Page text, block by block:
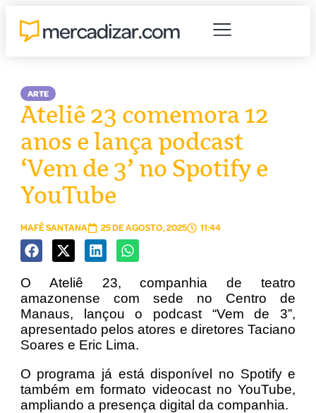
ARTE
Ateliê 23 comemora 12
anos e lança podcast
‘Vem de 3’ no Spotify e
YouTube
MAFÊ SANTANA 25 DE AGOSTO, 2025 11:44
O Ateliê 23, companhia de teatro
amazonense com sede no Centro de
Manaus, lançou o podcast “Vem de 3”,
apresentado pelos atores e diretores Taciano
Soares e Eric Lima.
O programa já está disponível no Spotify e
também em formato videocast no YouTube,
ampliando a presença digital da companhia.